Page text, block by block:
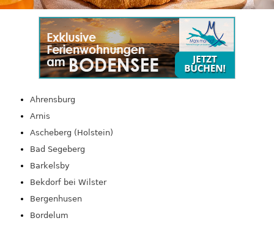
Ahrensburg
Arnis
Ascheberg (Holstein)
Bad Segeberg
Barkelsby
Bekdorf bei Wilster
Bergenhusen
Bordelum